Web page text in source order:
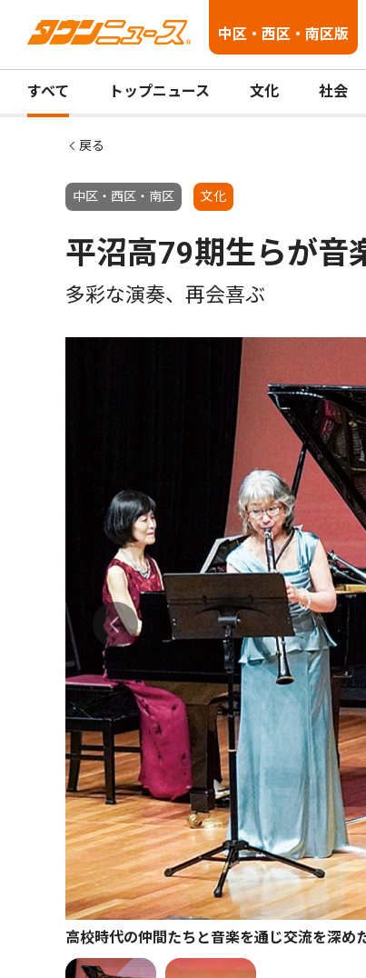
中区・西区・南区版
すべて トップニュース 文化 社会
戻る
中区・西区・南区 文化
平沼高79期生らが音
多彩な演奏、再会喜ぶ
高校時代の仲間たちと音楽を通じ交流を深